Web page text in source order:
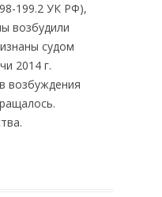
199.2 УК РФ),
возбудили
судом
2014 г.
возбуждения